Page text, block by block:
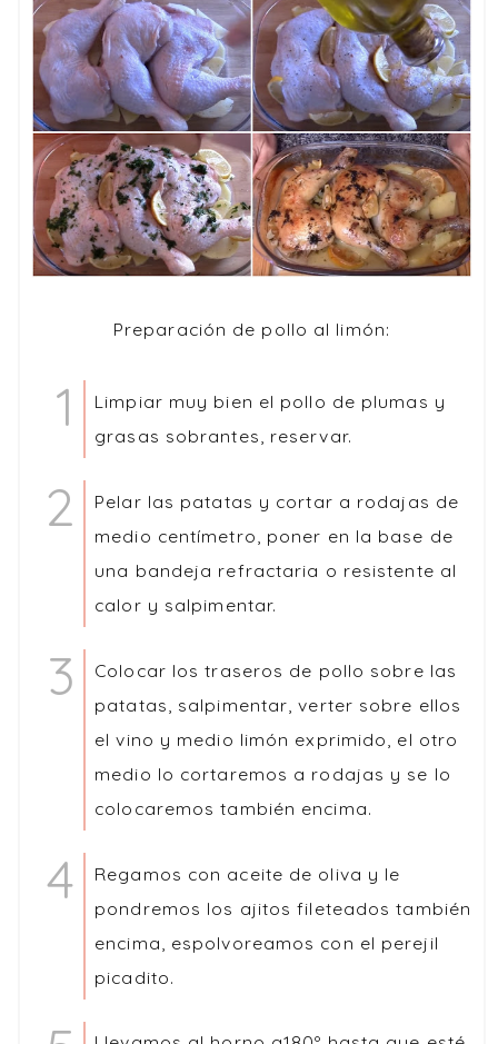
Preparación de pollo al limón:
Limpiar muy bien el pollo de plumas y
grasas sobrantes, reservar.
Pelar las patatas y cortar a rodajas de
medio centímetro, poner en la base de
una bandeja refractaria o resistente al
calor y salpimentar.
Colocar los traseros de pollo sobre las
patatas, salpimentar, verter sobre ellos
el vino y medio limón exprimido, el otro
medio lo cortaremos a rodajas y se lo
colocaremos también encima.
Regamos con aceite de oliva y le
pondremos los ajitos fileteados también
encima, espolvoreamos con el perejil
picadito.